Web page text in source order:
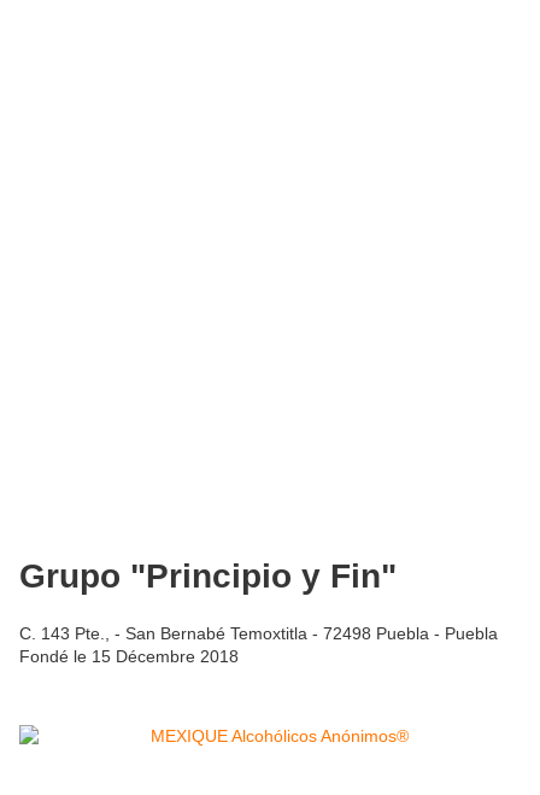
Grupo "Principio y Fin"
C. 143 Pte., - San Bernabé Temoxtitla - 72498 Puebla - Puebla
Fondé le 15 Décembre 2018